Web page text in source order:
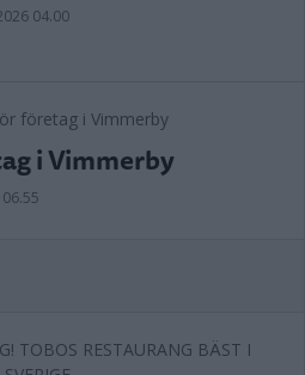
04.00
i Vimmerby